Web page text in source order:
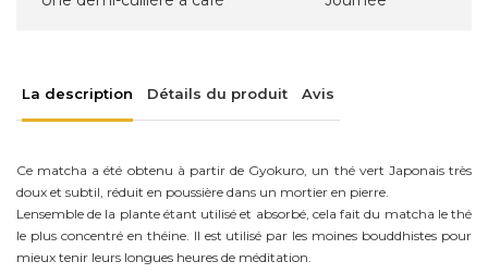
La description Détails du produit Avis
Ce matcha a été obtenu à partir de Gyokuro, un thé vert Japonais très
doux et subtil, réduit en poussière dans un mortier en pierre.
Lensemble de la plante étant utilisé et absorbé, cela fait du matcha le thé
le plus concentré en théine. Il est utilisé par les moines bouddhistes pour
mieux tenir leurs longues heures de méditation.